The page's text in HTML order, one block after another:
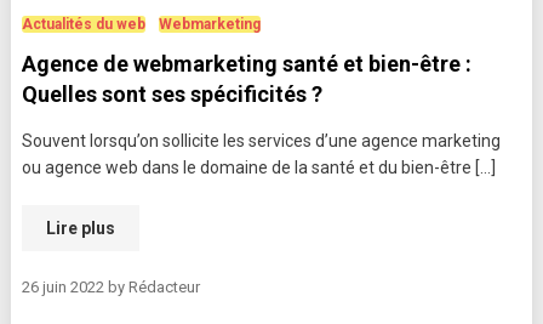
Actualités du web Webmarketing
Agence de webmarketing santé et bien-être :
Quelles sont ses spécificités ?
Souvent lorsqu’on sollicite les services d’une agence marketing
ou agence web dans le domaine de la santé et du bien-être […]
Lire plus
26 juin 2022by Rédacteur